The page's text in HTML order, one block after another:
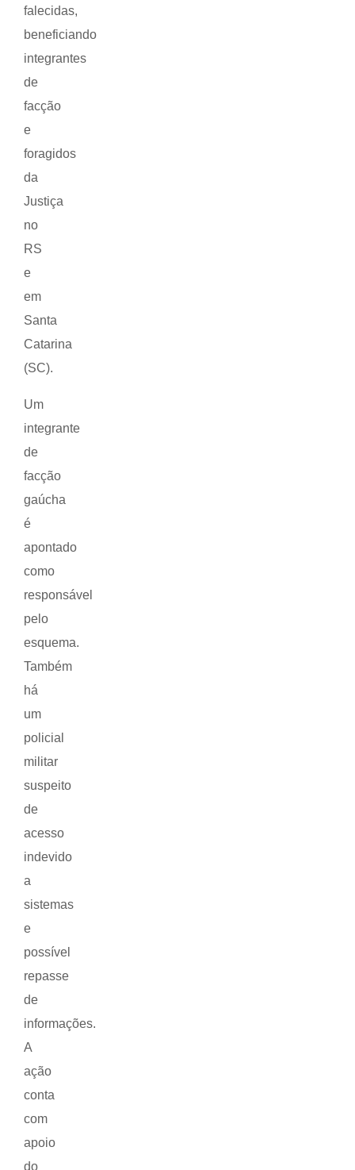
falecidas,
beneficiando
integrantes
de
facção
e
foragidos
da
Justiça
no
RS
e
em
Santa
Catarina
(SC).
Um
integrante
de
facção
gaúcha
é
apontado
como
responsável
pelo
esquema.
Também
há
um
policial
militar
suspeito
de
acesso
indevido
a
sistemas
e
possível
repasse
de
informações.
A
ação
conta
com
apoio
do